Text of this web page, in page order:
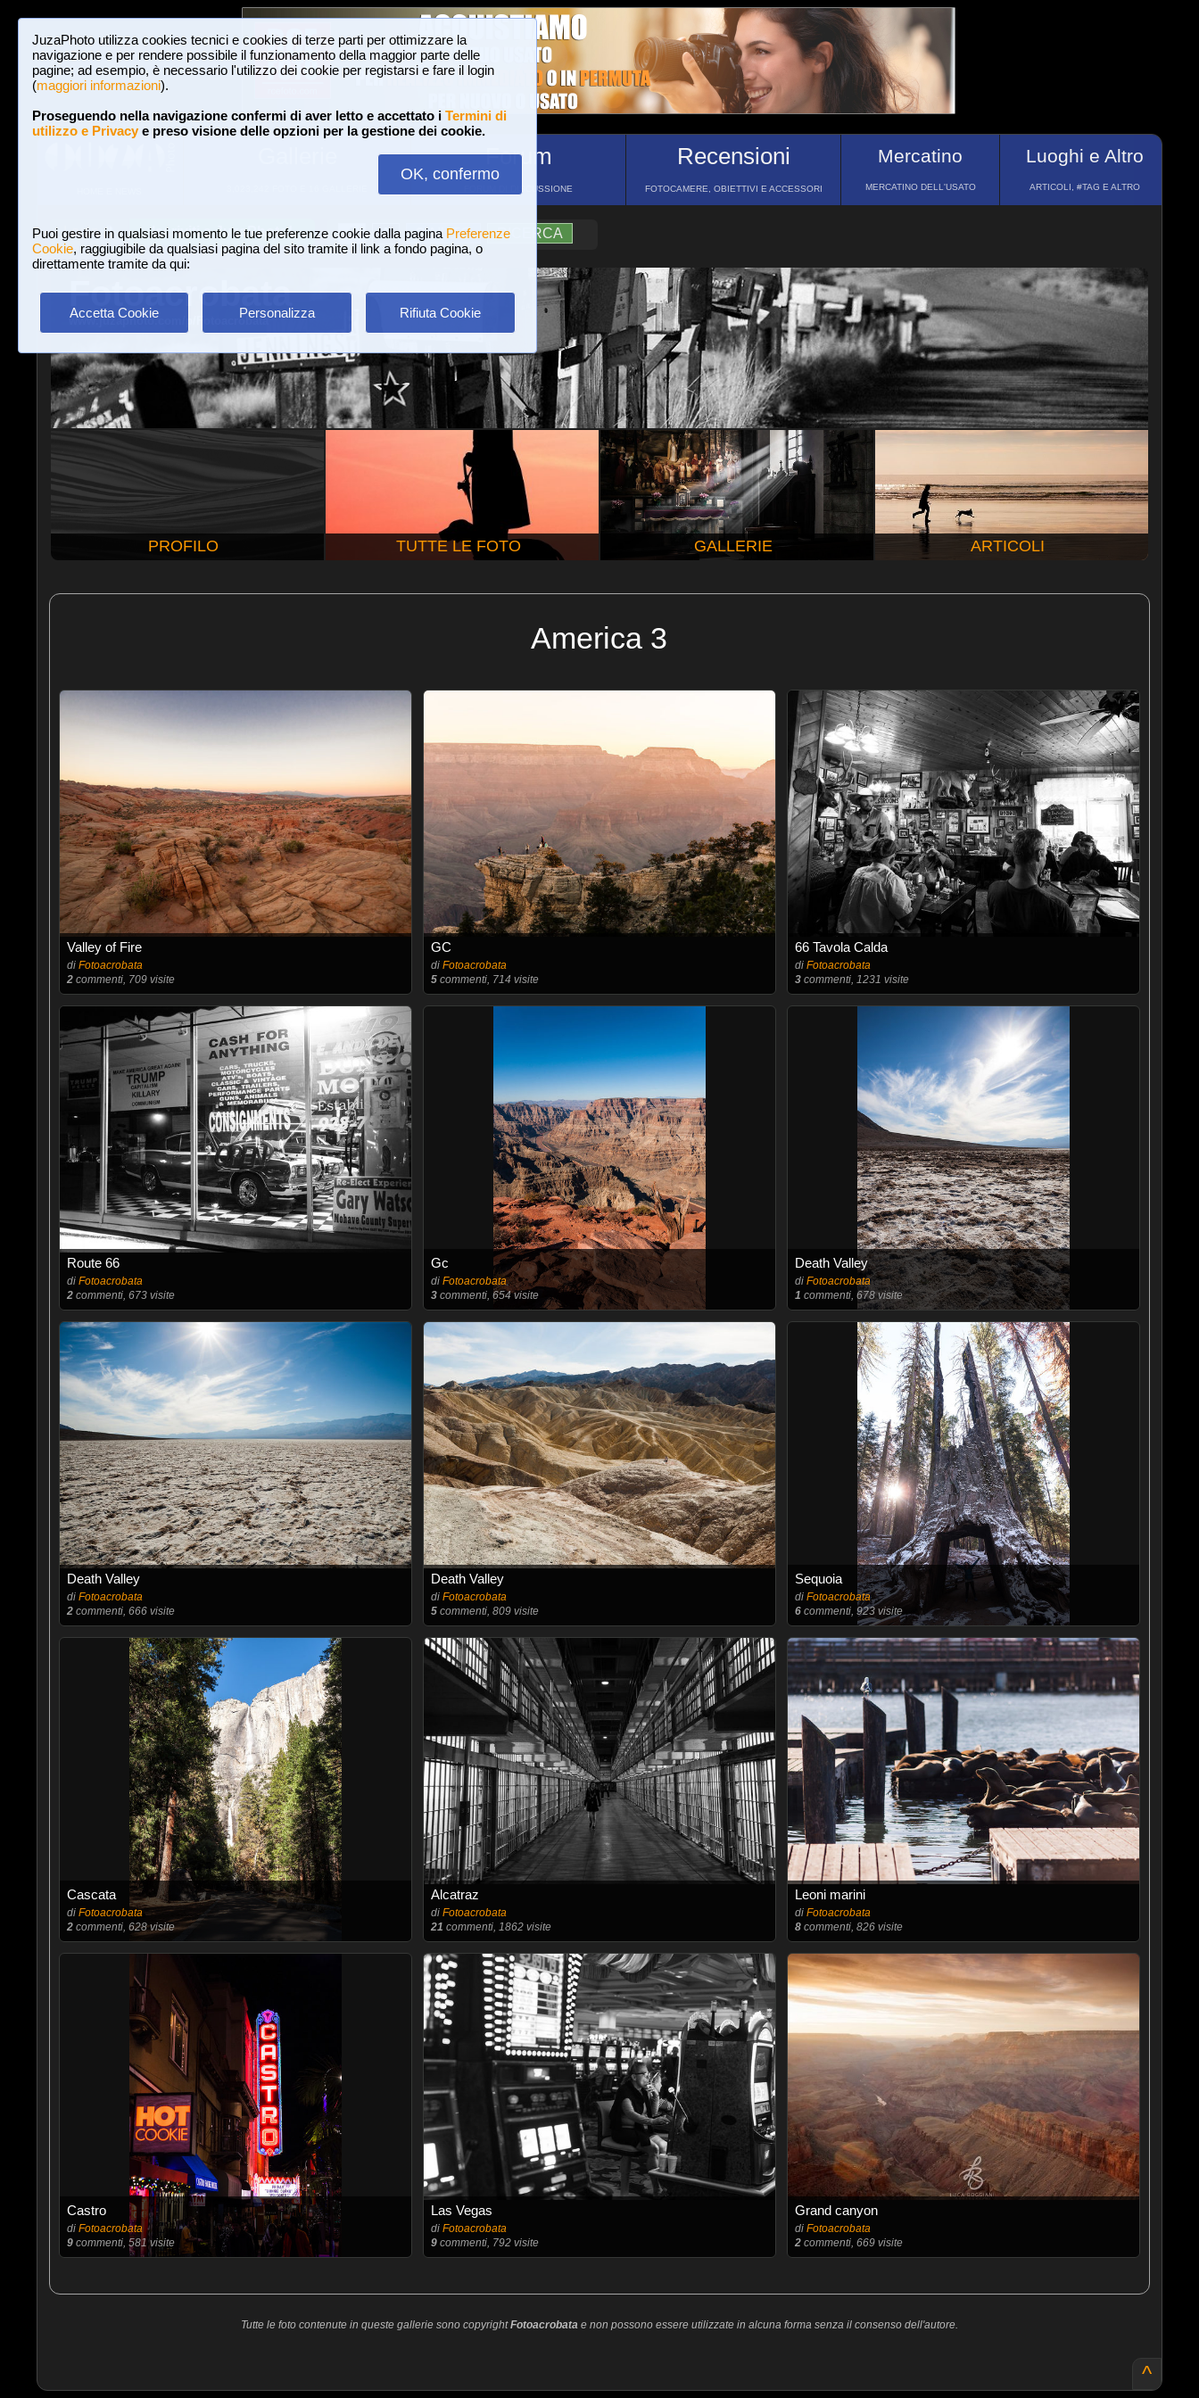
JuzaPhoto utilizza cookies tecnici e cookies di terze parti per ottimizzare la
navigazione e per rendere possibile il funzionamento della maggior parte delle
pagine; ad esempio, è necessario l'utilizzo dei cookie per registarsi e fare il login
(maggiori informazioni).
Proseguendo nella navigazione confermi di aver letto e accettato i Termini di
utilizzo e Privacye preso visione delle opzioni per la gestione dei cookie.
OK, confermo
Puoi gestire in qualsiasi momento le tue preferenze cookie dalla pagina Preferenze
Cookie, raggiugibile da qualsiasi pagina del sito tramite il link a fondo pagina, o
direttamente tramite da qui:
Accetta Cookie Personalizza Rifiuta Cookie
Forum
FORUM DI DISCUSSIONE
Recensioni
FOTOCAMERE, OBIETTIVI E ACCESSORI
Mercatino
MERCATINO DELL'USATO
Luoghi e Altro
ARTICOLI, #TAG E ALTRO
Login Iscriviti a JuzaPhoto! A A ?AIUTO RICERCA
Fotoacrobata
www.juzaphoto.com/p/Fotoacrobata
PROFILO TUTTE LE FOTO GALLERIE ARTICOLI
America 3
Valley of Fire
di Fotoacrobata
2commenti, 709 visite
GC
di Fotoacrobata
5commenti, 714 visite
66 Tavola Calda
diFotoacrobata
3 commenti, 1231 visite
Route 66
di Fotoacrobata
2commenti, 673 visite
Gc
di Fotoacrobata
3commenti, 654 visite
Death Valley
diFotoacrobata
1 commenti, 678 visite
Death Valley
di Fotoacrobata
2commenti, 666 visite
Death Valley
di Fotoacrobata
5commenti, 809 visite
Sequoia
diFotoacrobata
6 commenti, 923 visite
Cascata
di Fotoacrobata
2commenti, 628 visite
Alcatraz
di Fotoacrobata
21 commenti, 1862 visite
Leoni marini
diFotoacrobata
8 commenti, 826 visite
Castro
di Fotoacrobata
9commenti, 581 visite
Las Vegas
di Fotoacrobata
9commenti, 792 visite
Grand canyon
diFotoacrobata
2 commenti, 669 visite
Tutte le foto contenute in queste gallerie sono copyrightFotoacrobata e non possono essere utilizzate in alcuna forma senza il consenso dell'autore.
^